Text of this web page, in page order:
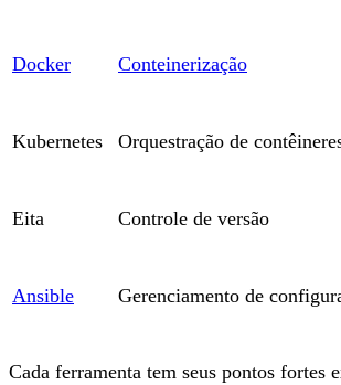
Docker Conteinerização
Kubernetes Orquestração de
Eita Controle de versão
Ansible Gerenciamento de
Cada ferramenta tem seus pontos fortes